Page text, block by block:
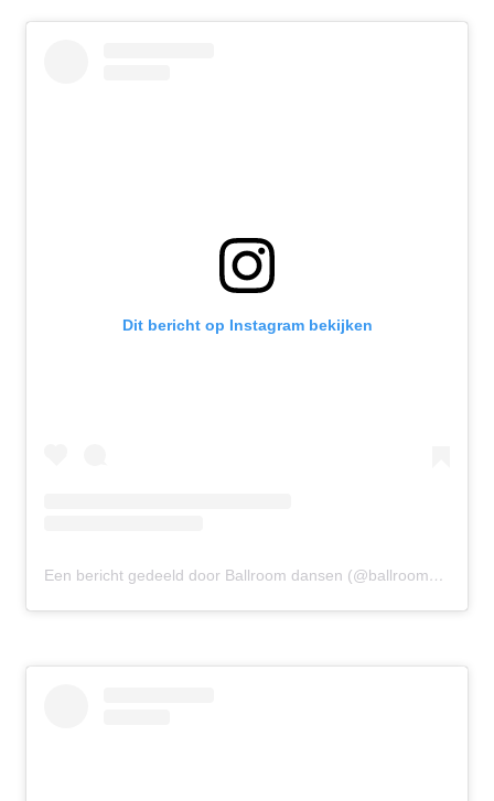
Dit bericht op Instagram bekijken
Een bericht gedeeld door Ballroom dansen (@ballroomdansen)